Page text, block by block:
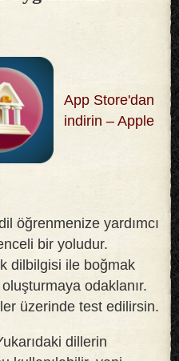
App Store'dan
indirin – Apple
öğrenmenize yardımcı
bir yoludur.
dilbilgisi ile boğmak
odaklanır.
üzerinde test edilirsin.
dillerin